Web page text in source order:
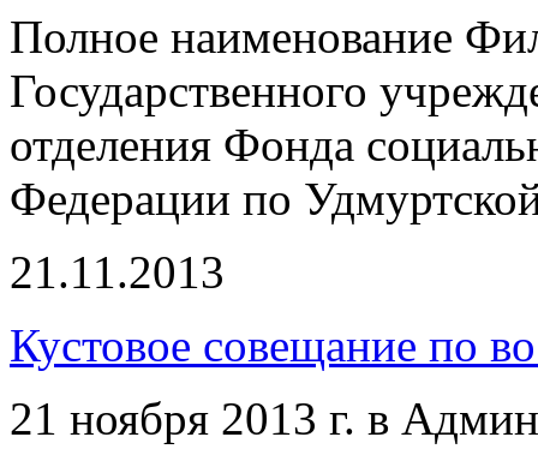
Полное наименование
Государственного
отделения Фонда
Федерации по
21.11.2013
Кустовое совещание по
21 ноября 2013 г. в